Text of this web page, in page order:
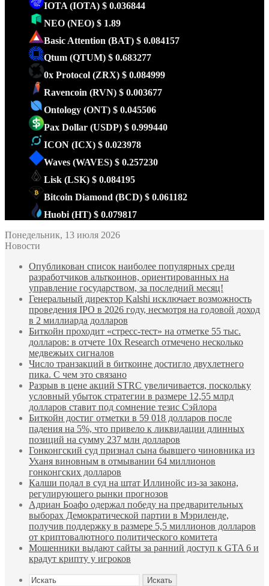
IOTA (IOTA) $ 0.036844
NEO (NEO) $ 1.89
Basic Attention (BAT) $ 0.084157
Qtum (QTUM) $ 0.683277
0x Protocol (ZRX) $ 0.084999
Ravencoin (RVN) $ 0.003677
Ontology (ONT) $ 0.045506
Pax Dollar (USDP) $ 0.999440
ICON (ICX) $ 0.023978
Waves (WAVES) $ 0.257230
Lisk (LSK) $ 0.084195
Bitcoin Diamond (BCD) $ 0.061182
Huobi (HT) $ 0.079817
Понедельник, 13 июля 2026
Новости
Опубликован список наиболее популярных среди
разработчиков альткоинов, ориентированных на
управление государством, за последний месяц!
Генеральный директор Kalshi исключает возможность
проведения IPO в 2026 году, несмотря на годовой доход
в 2 миллиарда долларов
Биткойн проходит «стресс-тест» на отметке 55 тыс.
долларов: в отчете 10x Research отмечено несколько
медвежьих сигналов
Число транзакций в биткоине достигло двухлетнего
пика. С чем это связано
Разрыв в цене акций STRC увеличивается, поскольку
условный убыток стратегии в размере 12,55 млрд
долларов ставит под сомнение тезис Сэйлора
Биткойн достиг отметки в 59 018 долларов после
падения на 5%, что привело к ликвидации длинных
позиций на сумму 237 млн долларов
Гонконгский суд признал сына бывшего чиновника из
Уханя виновным в отмывании 64 миллионов
гонконгских долларов
Калши подал в суд на штат Иллинойс из-за закона,
регулирующего рынки прогнозов
Адриан Боафо одержал победу на предварительных
выборах Демократической партии в Мэриленде,
получив поддержку в размере 5,5 миллионов долларов
от криптовалютного политического комитета
Мошенники выдают сайты за ранний доступ к GTA 6 и
крадут крипту у игроков
Искать